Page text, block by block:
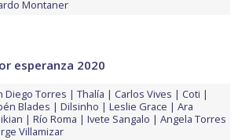
Montaner
esperanza 2020
Diego Torres Thalía Carlos Vives
Coti
Blades
Dilsinho Leslie Grace
Ara
Río Roma Ivete Sangalo
Angela Torres
Villamizar